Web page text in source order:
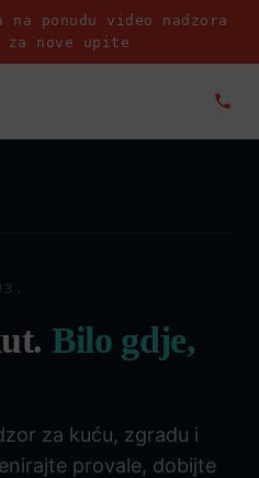
na ponudu video nadzora
nove upite
Bilo gdje,
za kuću, zgradu i
provale, dobijte